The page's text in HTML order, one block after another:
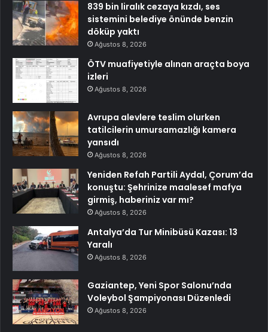
839 bin liralık cezaya kızdı, ses
sistemini belediye önünde benzin
döküp yaktı
Ağustos 8, 2026
ÖTV muafiyetiyle alınan araçta boya
izleri
Ağustos 8, 2026
Avrupa alevlere teslim olurken
tatilcilerin umursamazlığı kamera
yansıdı
Ağustos 8, 2026
Yeniden Refah Partili Aydal, Çorum’da
konuştu: Şehrinize maalesef mafya
girmiş, haberiniz var mı?
Ağustos 8, 2026
Antalya’da Tur Minibüsü Kazası: 13
Yaralı
Ağustos 8, 2026
Gaziantep, Yeni Spor Salonu’nda
Voleybol Şampiyonası Düzenledi
Ağustos 8, 2026